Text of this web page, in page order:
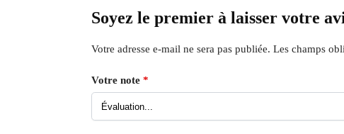
Soyez le premier à laisser votre
Votre adresse e-mail ne sera pas publiée. Les champs
Votre note *